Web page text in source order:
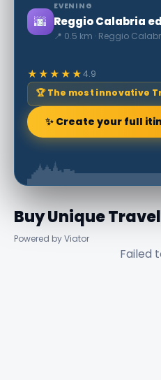
🌆
EVENING
📍 0.5 km · Reggio
★★★★★4.9
🏆 The most innovative
✨ Create your full
Buy Unique
Powered by Viator
Failed